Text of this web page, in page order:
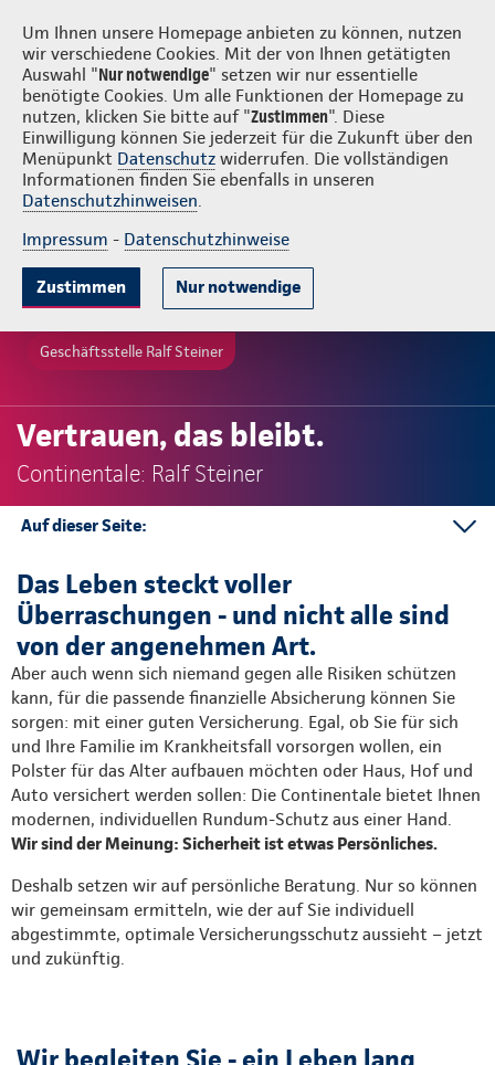
Um Ihnen unsere Homepage anbieten zu können, nutzen
wir verschiedene Cookies. Mit der von Ihnen getätigten
Auswahl "Nur notwendige" setzen wir nur essentielle
benötigte Cookies. Um alle Funktionen der Homepage zu
nutzen, klicken Sie bitte auf "Zustimmen". Diese
Einwilligung können Sie jederzeit für die Zukunft über den
Menüpunkt Datenschutz widerrufen. Die vollständigen
Informationen finden Sie ebenfalls in unseren
Datenschutzhinweisen.
Impressum - Datenschutzhinweise
Zustimmen Nur notwendige
Ralf Steiner Login
Geschäftsstelle Ralf Steiner
Vertrauen, das bleibt.
Continentale: Ralf Steiner
Auf dieser Seite:
Kontakt
Mehr
Das Leben steckt voller
Überraschungen - und nicht alle sind
von der angenehmen Art.
Aber auch wenn sich niemand gegen alle Risiken schützen
kann, für die passende finanzielle Absicherung können Sie
sorgen: mit einer guten Versicherung. Egal, ob Sie für sich
und Ihre Familie im Krankheitsfall vorsorgen wollen, ein
Polster für das Alter aufbauen möchten oder Haus, Hof und
Auto versichert werden sollen: Die Continentale bietet Ihnen
modernen, individuellen Rundum-Schutz aus einer Hand.
Wir sind der Meinung: Sicherheit ist etwas Persönliches.
Deshalb setzen wir auf persönliche Beratung. Nur so können
wir gemeinsam ermitteln, wie der auf Sie individuell
abgestimmte, optimale Versicherungsschutz aussieht – jetzt
und zukünftig.